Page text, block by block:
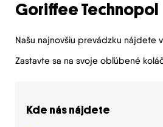
Goriffee Technopol
Našu najnovšiu prevádzku nájdete
Zastavte sa na svoje obľúbené
Kde nás nájdete